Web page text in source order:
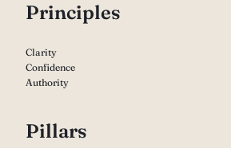
Principles
Clarity
Confidence
Authority
Pillars